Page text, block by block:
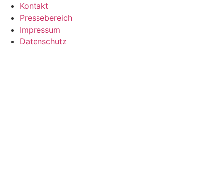
Kontakt
Pressebereich
Impressum
Datenschutz